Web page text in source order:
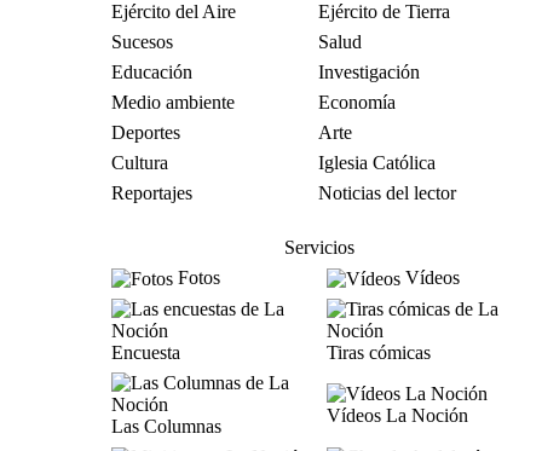
Ejército del Aire
Ejército de Tierra
Sucesos
Salud
Educación
Investigación
Medio ambiente
Economía
Deportes
Arte
Cultura
Iglesia Católica
Reportajes
Noticias del lector
Servicios
Fotos
Vídeos
Encuesta Tiras cómicas
Las Columnas
Vídeos La Noción